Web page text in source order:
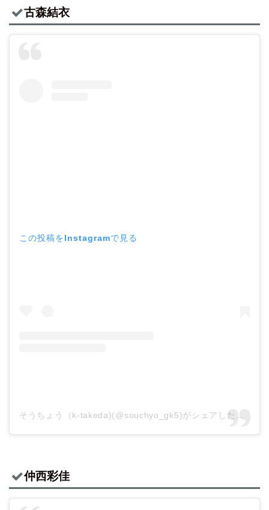
古森結衣
この投稿をInstagramで見る
そうちょう（k-takeda)(@souchyo_gk5)がシェアした投稿
仲西彩佳